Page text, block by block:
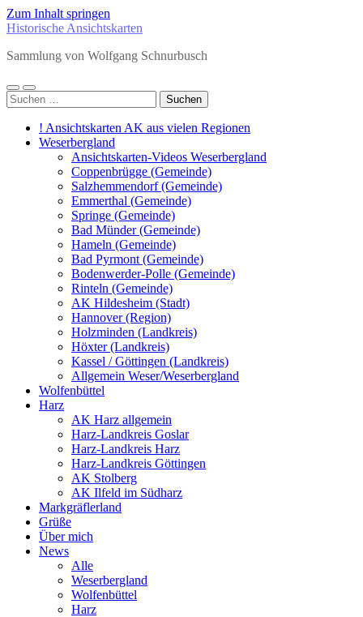
Zum Inhalt springen
Historische Ansichtskarten
Sammlung von Wolfgang Schnurbusch
Mobile-
Menü
Suchfeld
ein-/ausblenden
Suchen
nach:
! Ansichtskarten AK aus vielen Regionen
Weserbergland
Ansichtskarten-Videos Weserbergland
Coppenbrügge (Gemeinde)
Salzhemmendorf (Gemeinde)
Emmerthal (Gemeinde)
Springe (Gemeinde)
Bad Münder (Gemeinde)
Hameln (Gemeinde)
Bad Pyrmont (Gemeinde)
Bodenwerder-Polle (Gemeinde)
Rinteln (Gemeinde)
AK Hildesheim (Stadt)
Hannover (Region)
Holzminden (Landkreis)
Höxter (Landkreis)
Kassel / Göttingen (Landkreis)
Allgemein Weser/Weserbergland
Wolfenbüttel
Harz
AK Harz allgemein
Harz-Landkreis Goslar
Harz-Landkreis Harz
Harz-Landkreis Göttingen
AK Stolberg
AK Ilfeld im Südharz
Markgräflerland
Grüße
Über mich
News
Alle
Weserbergland
Wolfenbüttel
Harz